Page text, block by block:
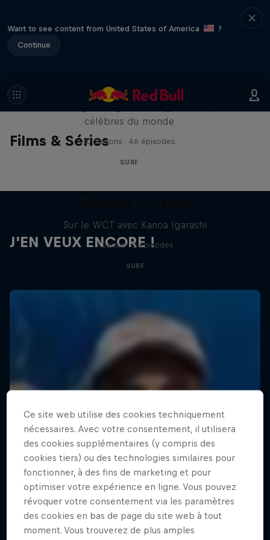
Want to see content from United States of America
?
Continue
Films & Séries
Surf Sessions
célèbres du monde
10 Saisons · 46 épisodes
SURF
J'EN VEUX ENCORE !
Sur le WCT avec Kanoa Igarashi
1 Saison · 2 épisodes
SURF
Ce site web utilise des cookies techniquement
nécessaires. Avec votre consentement, il utilisera
des cookies supplémentaires (y compris des
cookies tiers) ou des technologies similaires pour
fonctionner, à des fins de marketing et pour
optimiser votre expérience en ligne. Vous pouvez
révoquer votre consentement via les paramètres
des cookies en bas de page du site web à tout
moment. Vous trouverez de plus amples